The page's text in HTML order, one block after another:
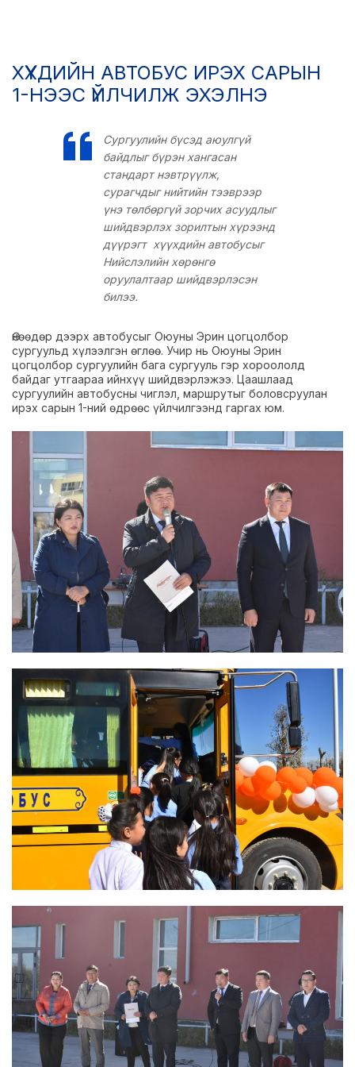
ХҮҮХДИЙН АВТОБУС ИРЭХ САРЫН
1-НЭЭС ҮЙЛЧИЛЖ ЭХЭЛНЭ
Сургуулийн бүсэд аюулгүй
байдлыг бүрэн хангасан
стандарт нэвтрүүлж,
сурагчдыг нийтийн тээврээр
үнэ төлбөргүй зорчих асуудлыг
шийдвэрлэх зорилтын хүрээнд
дүүрэгт хүүхдийн автобусыг
Нийслэлийн хөрөнгө
оруулалтаар шийдвэрлэсэн
билээ.
Өнөөдөр дээрх автобусыг Оюуны Эрин цогцолбор
сургуульд хүлээлгэн өглөө. Учир нь Оюуны Эрин
цогцолбор сургуулийн бага сургууль гэр хороололд
байдаг утгаараа ийнхүү шийдвэрлэжээ. Цаашлаад
сургуулийн автобусны чиглэл, маршрутыг боловсруулан
ирэх сарын 1-ний өдрөөс үйлчилгээнд гаргах юм.